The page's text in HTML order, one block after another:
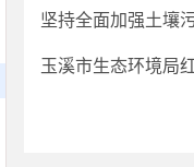
坚持全面加强土壤
玉溪市生态环境局